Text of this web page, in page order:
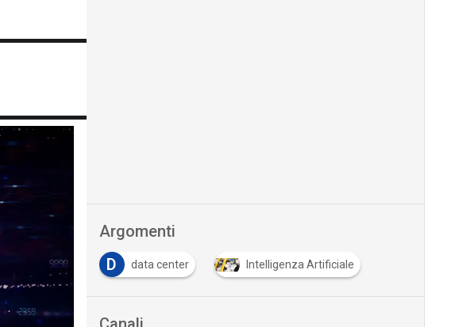
Argomenti
D
data center Intelligenza Artificiale